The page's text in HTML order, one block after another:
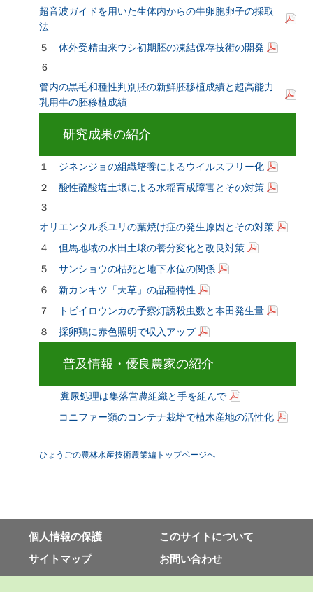
超音波ガイドを用いた生体内からの牛卵胞卵子の採取
法
５ 体外受精由来ウシ初期胚の凍結保存技術の開発
6
管内の黒毛和種性判別胚の新鮮胚移植成績と超高能力
乳用牛の胚移植成績
研究成果の紹介
１ ジネンジョの組織培養によるウイルスフリー化
２ 酸性硫酸塩土壌による水稲育成障害とその対策
３
オリエンタル系ユリの葉焼け症の発生原因とその対策
４ 但馬地域の水田土壌の養分変化と改良対策
５ サンショウの枯死と地下水位の関係
６ 新カンキツ「天草」の品種特性
７
トビイロウンカの予察灯誘殺虫数と本田発生量
８ 採卵鶏に赤色照明で収入アップ
普及情報・優良農家の紹介
糞尿処理は集落営農組織と手を組んで
コニファー類のコンテナ栽培で植木産地の活性化
ひょうごの農林水産技術農業編トップページへ
個⼈情報の保護
このサイトについて
サイトマップ
お問い合わせ